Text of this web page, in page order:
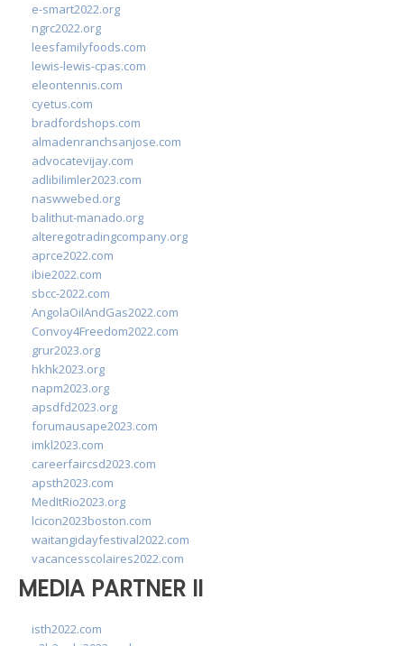
e-smart2022.org
ngrc2022.org
leesfamilyfoods.com
lewis-lewis-cpas.com
eleontennis.com
cyetus.com
bradfordshops.com
almadenranchsanjose.com
advocatevijay.com
adlibilimler2023.com
naswwebed.org
balithut-manado.org
alteregotradingcompany.org
aprce2022.com
ibie2022.com
sbcc-2022.com
AngolaOilAndGas2022.com
Convoy4Freedom2022.com
grur2023.org
hkhk2023.org
napm2023.org
apsdfd2023.org
forumausape2023.com
imkl2023.com
careerfaircsd2023.com
apsth2023.com
MedItRio2023.org
lcicon2023boston.com
waitangidayfestival2022.com
vacancesscolaires2022.com
MEDIA PARTNER II
isth2022.com